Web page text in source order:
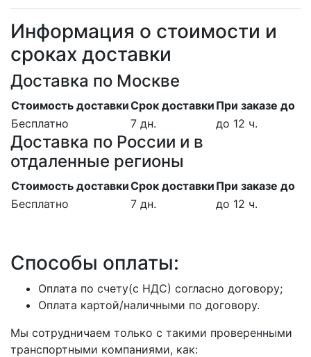
Информация о стоимости и
сроках доставки
Доставка по Москве
Стоимость доставкиСрок доставки При заказе до
Бесплатно
7 дн. до 12 ч.
Доставка по России и в
отдаленные регионы
Стоимость доставкиСрок доставки При заказе до
Бесплатно
7 дн. до 12 ч.
Способы оплаты:
Оплата по счету(с НДС) согласно договору;
Оплата картой/наличными по договору.
Мы сотрудничаем только с такими проверенными
транспортными компаниями, как: